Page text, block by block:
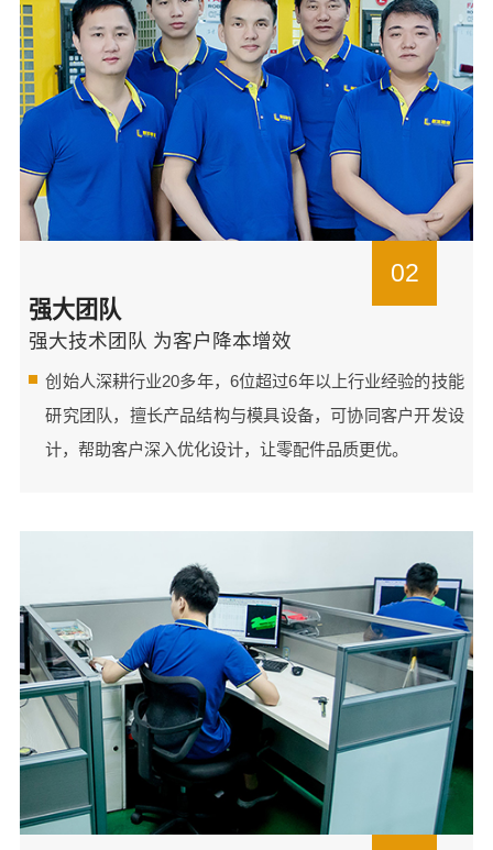
02
强大团队
强大技术团队 为客户降本增效
创始人深耕行业20多年，6位超过6年以上行业经验的技能
研究团队，擅长产品结构与模具设备，可协同客户开发设
计，帮助客户深入优化设计，让零配件品质更优。